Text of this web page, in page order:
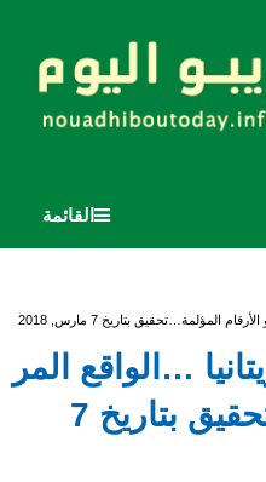
القائمة
المؤلمة…تحقيق بتاريخ 7 مارس, 2018
…الواقع المر
و الأرقام المؤلمة…تحقيق بتاريخ 7